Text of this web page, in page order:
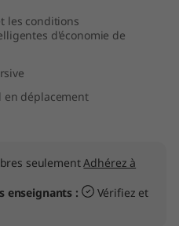
les conditions
d'économie de
en déplacement
seulementAdhérez à
enseignants :
Vérifiez et